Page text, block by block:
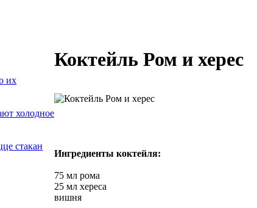
их
холодное
стакан
Коктейль Ром и херес
Ингредиенты коктейля:
75 мл рома
25 мл хереса
вишня